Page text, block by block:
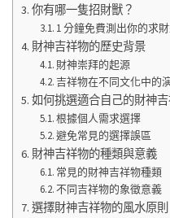
你有哪一隻招財獸？
1 分鐘免費測出你的求
財神吉祥物的歷史背景
財神崇拜的起源
吉祥物在不同文化中的
如何挑選適合自己的財神
根據個人需求選擇
避免常見的選擇誤區
財神吉祥物的種類與意義
常見的財神吉祥物種類
不同吉祥物的象徵意義
選擇財神吉祥物的風水原則